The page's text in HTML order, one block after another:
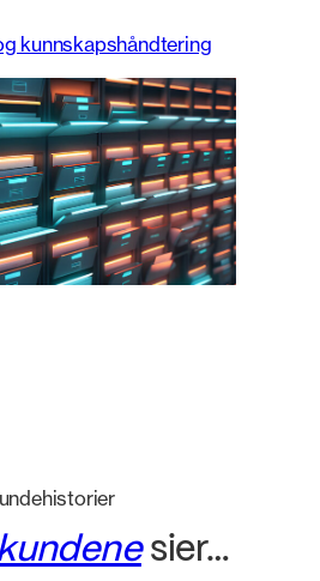
kunnskapshåndtering
sier…